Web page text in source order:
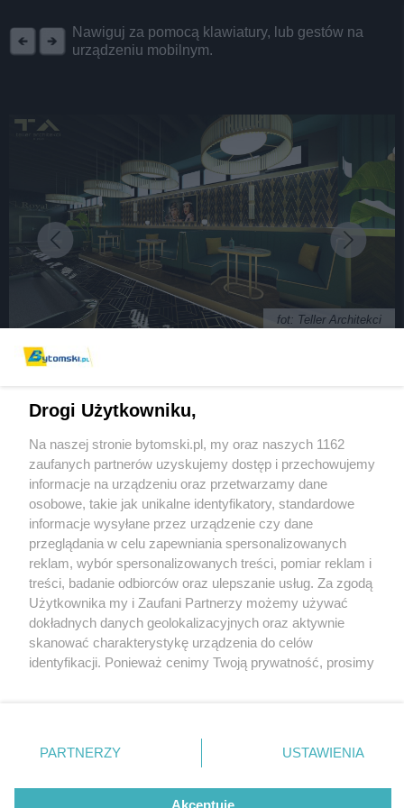
Nawiguj za pomocą klawiatury, lub gestów na
urządzeniu mobilnym.
fot: Teller Architekci
bilardowy. Będzie największy w regionie
4 / 11
Wizualizacja klubu Royal
Bilard Bytom
Wydawca mediów lokalnych
Nie zapomnij
zapoznać się z:
polityką prywatności regulamin korzystania z portali
Twojemiasto
Piekary Śląskie
Chorzów
Tarnowskie Góry
Gliwice
Skontakuj sięz nami
Kontakt
Wydawca
Pogoda
Drogi Użytkowniku,
Na naszej stronie bytomski.pl, my oraz naszych 1162
zaufanych partnerów uzyskujemy dostęp i przechowujemy
informacje na urządzeniu oraz przetwarzamy dane
osobowe, takie jak unikalne identyfikatory, standardowe
informacje wysyłane przez urządzenie czy dane
przeglądania w celu zapewniania spersonalizowanych
reklam, wybór spersonalizowanych treści, pomiar reklam i
treści, badanie odbiorców oraz ulepszanie usług. Za zgodą
Użytkownika my i Zaufani Partnerzy możemy używać
dokładnych danych geolokalizacyjnych oraz aktywnie
skanować charakterystykę urządzenia do celów
identyfikacji. Ponieważ cenimy Twoją prywatność, prosimy
prywatności znajdujący się w lewym dolnym rogu strony
. Niektóre rodzaje przetwarzania danych nie wymagają
zgody użytkownika, ale masz prawo sprzeciwić się
takiemu przetwarzaniu. Preferencje będą miały
PARTNERZY USTAWIENIA
Akceptuję